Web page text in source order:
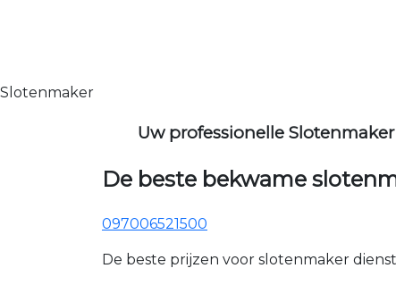
Slotenmaker
Uw professionelle
De beste bekwame
097006521500
De beste prijzen voor slotenmaker dienst